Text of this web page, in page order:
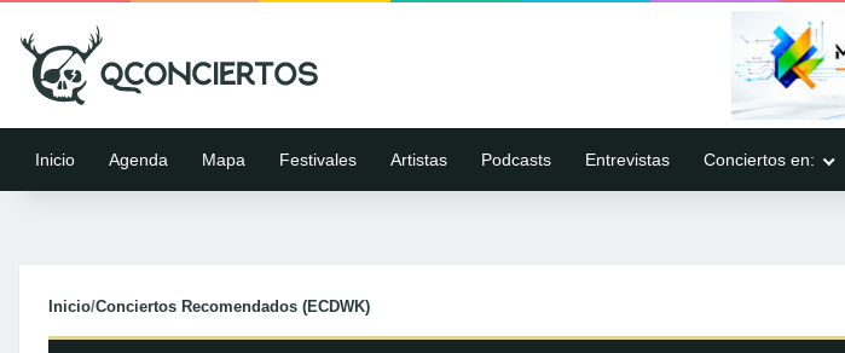
Inicio Agenda Mapa Festivales Artistas Podcasts Entrevistas Conciertos en:
Inicio/Conciertos Recomendados (ECDWK)